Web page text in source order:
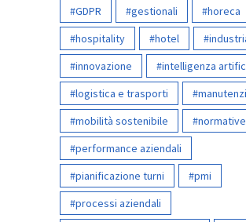
GDPR
gestionali
horeca
hospitality
hotel
innovazione
intelligenza
logistica e trasporti
mobilità sostenibile
normative
performance aziendali
pianificazione turni
pmi
processi aziendali